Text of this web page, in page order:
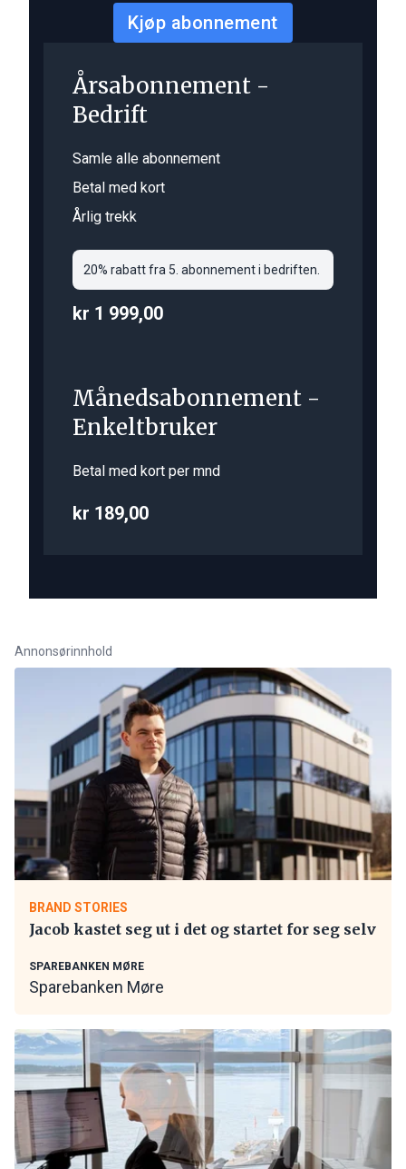
Kjøp abonnement
Årsabonnement -
Bedrift
Samle alle abonnement
Betal med kort
Årlig trekk
20% rabatt fra 5. abonnement i bedriften.
kr 1 999,00
Månedsabonnement -
Enkeltbruker
Betal med kort per mnd
kr 189,00
Annonsørinnhold
BRAND STORIES
Jacob kastet seg ut i det og startet for seg selv
SPAREBANKEN MØRE
Sparebanken Møre